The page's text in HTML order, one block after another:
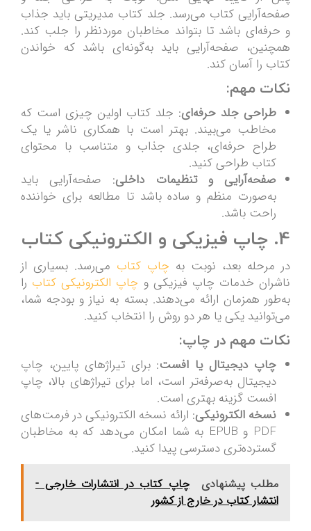
صفحه‌آرایی کتاب می‌رسد. جلد کتاب مدیریتی باید جذاب
و حرفه‌ای باشد تا بتواند مخاطبان موردنظر را جلب کند.
همچنین، صفحه‌آرایی باید به‌گونه‌ای باشد که خواندن
کتاب را آسان کند.
نکات مهم:
طراحی جلد حرفه‌ای: جلد کتاب اولین چیزی است که
مخاطب می‌بیند. بهتر است با همکاری ناشر یا یک
طراح حرفه‌ای، جلدی جذاب و متناسب با محتوای
کتاب طراحی کنید.
صفحه‌آرایی و تنظیمات داخلی: صفحه‌آرایی باید
به‌صورت منظم و ساده باشد تا مطالعه برای خواننده
راحت باشد.
4. چاپ فیزیکی و الکترونیکی کتاب
در مرحله بعد، نوبت به چاپ کتاب می‌رسد. بسیاری از
ناشران خدمات چاپ فیزیکی و چاپ الکترونیکی کتاب را
به‌طور همزمان ارائه می‌دهند. بسته به نیاز و بودجه شما،
می‌توانید یکی یا هر دو روش را انتخاب کنید.
نکات مهم در چاپ:
چاپ دیجیتال یا افست: برای تیراژهای پایین، چاپ
دیجیتال به‌صرفه‌تر است، اما برای تیراژهای بالا، چاپ
افست گزینه بهتری است.
نسخه الکترونیکی: ارائه نسخه الکترونیکی در فرمت‌های
PDF و EPUB به شما امکان می‌دهد که به مخاطبان
گسترده‌تری دسترسی پیدا کنید.
مطلب پیشنهادی
چاپ کتاب در انتشارات خارجی -
انتشار کتاب در خارج از کشور